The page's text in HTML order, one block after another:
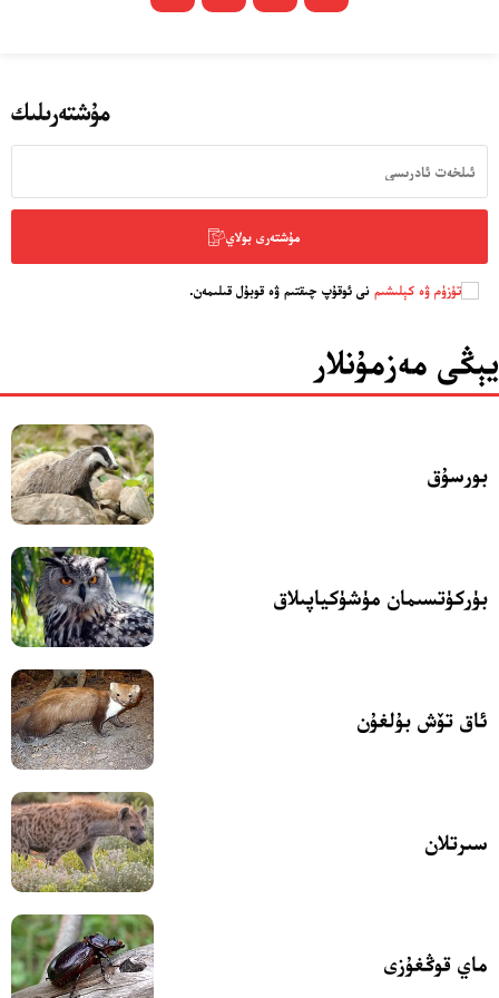
مۇشتەرىلىك
مۇشتەرى بولاي
تۈزۈم ۋە كېلىشىم نى ئوقۇپ چىقتىم ۋە قوبۇل قىلىمەن.
يېڭى مەزمۇنلار
بورسۇق
بۈركۈتسىمان مۈشۈكياپىلاق
ئاق تۆش بۇلغۇن
سىرتلان
ماي قوڭغۇزى